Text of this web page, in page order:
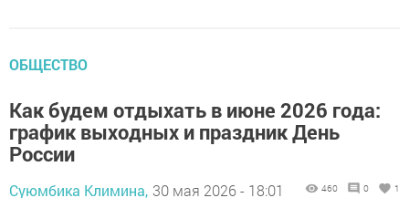
ОБЩЕСТВО
Как будем отдыхать в июне 2026 года:
график выходных и праздник День
России
Суюмбика Климина, 30 мая 2026 - 18:01 460 0 1